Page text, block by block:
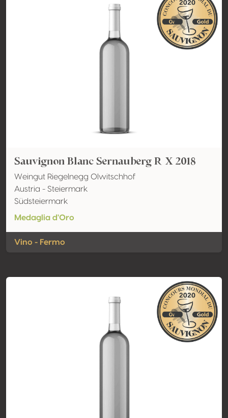
Sauvignon Blanc Sernauberg R X 2018
Weingut Riegelnegg Olwitschhof
Austria - Steiermark
Südsteiermark
Medaglia d'Oro
Vino - Fermo